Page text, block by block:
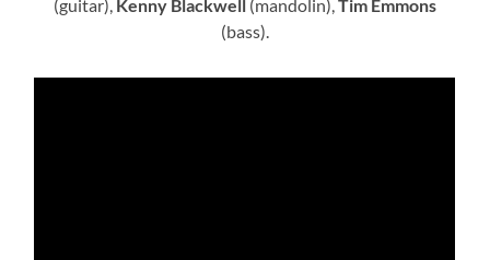
(guitar), Kenny Blackwell(mandolin),Tim Emmons
(bass).